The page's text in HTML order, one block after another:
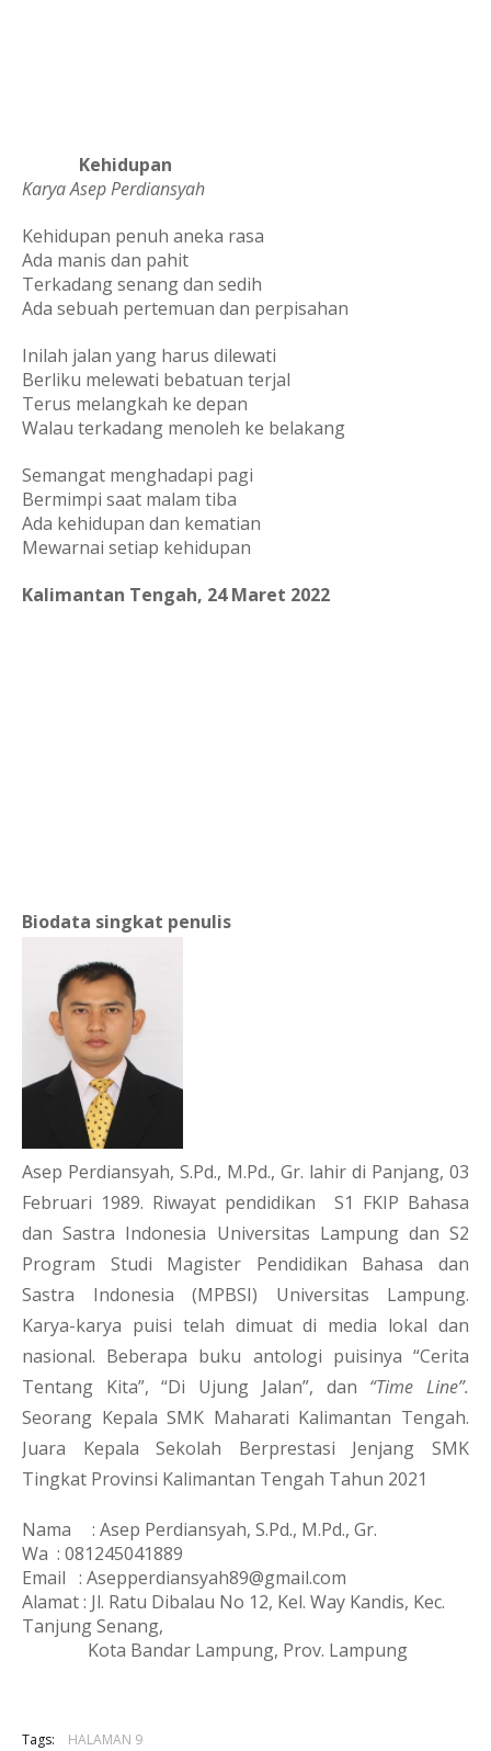
Kehidupan
Karya Asep Perdiansyah
Kehidupan penuh aneka rasa
Ada manis dan pahit
Terkadang senang dan sedih
Ada sebuah pertemuan dan perpisahan
Inilah jalan yang harus dilewati
Berliku melewati bebatuan terjal
Terus melangkah ke depan
Walau terkadang menoleh ke belakang
Semangat menghadapi pagi
Bermimpi saat malam tiba
Ada kehidupan dan kematian
Mewarnai setiap kehidupan
Kalimantan Tengah, 24 Maret 2022
Biodata singkat penulis
Asep Perdiansyah, S.Pd., M.Pd., Gr. lahir di Panjang, 03
Februari 1989. Riwayat pendidikan  S1 FKIP Bahasa
dan Sastra Indonesia Universitas Lampung dan S2
Program Studi Magister Pendidikan Bahasa dan
Sastra Indonesia (MPBSI) Universitas Lampung.
Karya-karya puisi telah dimuat di media lokal dan
nasional. Beberapa buku antologi puisinya “Cerita
Tentang Kita”, “Di Ujung Jalan”, dan “Time Line”.
Seorang Kepala SMK Maharati Kalimantan Tengah.
Juara Kepala Sekolah Berprestasi Jenjang SMK
Tingkat Provinsi Kalimantan Tengah Tahun 2021
Nama
: Asep Perdiansyah, S.Pd., M.Pd., Gr.
Wa : 081245041889
Email   : Asepperdiansyah89@gmail.com
Alamat : Jl. Ratu Dibalau No 12, Kel. Way Kandis, Kec.
Tanjung Senang,
Kota Bandar Lampung, Prov. Lampung
Tags: HALAMAN 9